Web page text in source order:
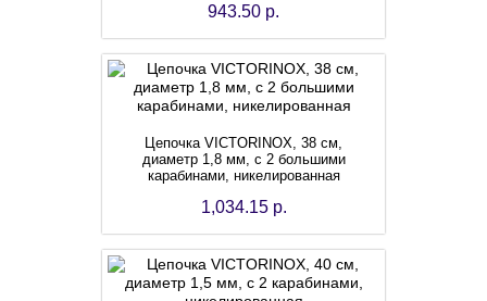
943.50 р.
Цепочка VICTORINOX, 38 см,
диаметр 1,8 мм, с 2 большими
карабинами, никелированная
1,034.15 р.